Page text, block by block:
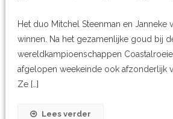
Het duo Mitchel Steenman en Janneke
winnen. Na het gezamenlijke goud bij
wereldkampioenschappen
afgelopen weekeinde ook afzonderlijk
Ze […]
Lees verder